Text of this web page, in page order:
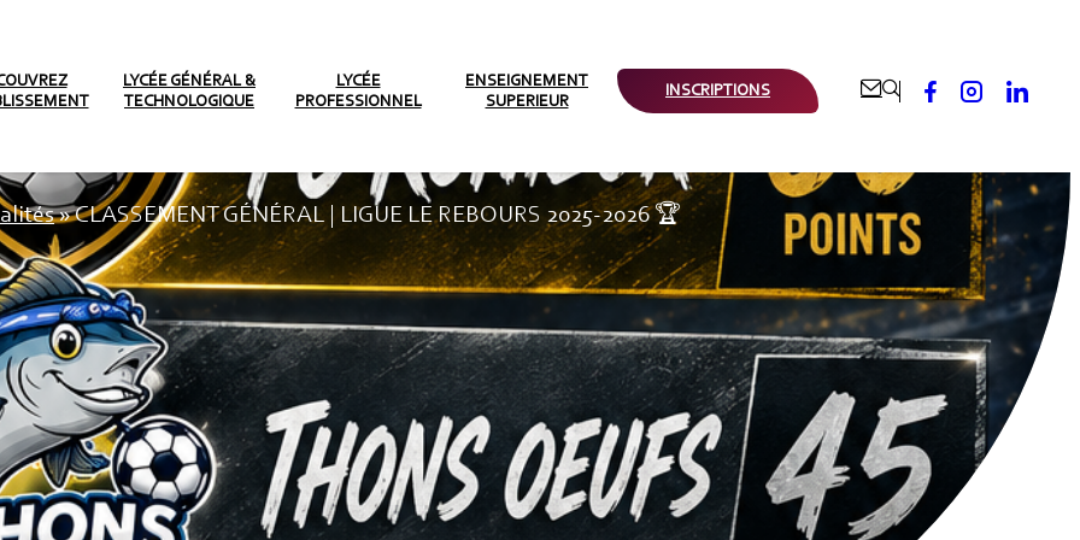
LYCÉE GÉNÉRAL &
TECHNOLOGIQUE
LYCÉE
PROFESSIONNEL
ENSEIGNEMENT
SUPERIEUR
INSCRIPTIONS    
»CLASSEMENT GÉNÉRAL | LIGUE LE REBOURS 2025-2026 🏆
GÉNÉRAL | LIGUE LE
2025-2026 🏆